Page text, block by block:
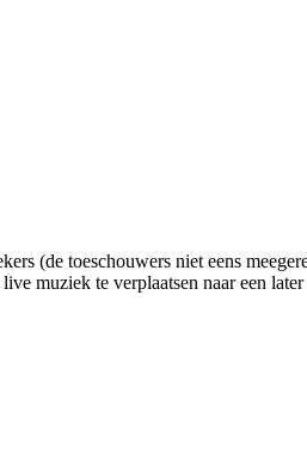
(de toeschouwers niet eens
muziek te verplaatsen naar een